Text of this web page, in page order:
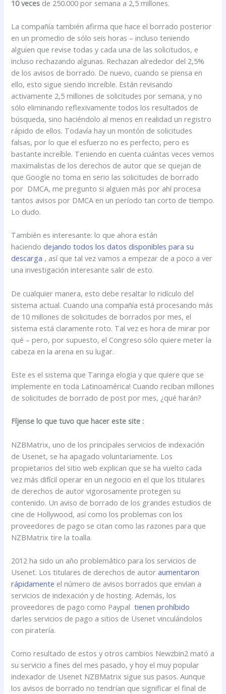
10 veces de 250.000 por semana a 2,5 millones.
La compañía también afirma que hace el borrado posterior
en un promedio de sólo seis horas – incluso teniendo
alguien que revise todas y cada una de las solicitudos, e
incluso rechazando algunas. Rechazan alrededor del 2,5%
de los avisos de borrado. De nuevo, cuando se piensa en
ello, esto sigue siendo increíble. Están revisando
activamente 2,5 millones de solicitudes por semana, y no
sólo eliminando reflexivamente todos los resultados de
búsqueda, sino haciéndolo al menos en realidad un registro
rápido de ellos. Todavía hay un montón de solicitudes
falsas, por lo que el esfuerzo no es perfecto, pero es
bastante increíble. Teniendo en cuenta cuántas veces vemos
maximalistas de los derechos de autor que se quejan de
que Google no toma en serio las solicitudes de borrado
por DMCA, me pregunto si alguien más por ahí procesa
tantos avisos por DMCA en un período tan corto de tiempo.
Lo dudo.
También es interesante: lo que ahora están
haciendodejando todos los datos disponibles para su
descarga , así que tal vez vamos a empezar de a poco a ver
una investigación interesante salir de esto.
De cualquier manera, esto debe resaltar lo ridículo del
sistema actual. Cuando una compañía está procesando más
de 10 millones de solicitudes de borrados por mes, el
sistema está claramente roto. Tal vez es hora de mirar por
qué – pero, por supuesto, el Congreso sólo quiere meter la
cabeza en la arena en su lugar.
Este es el sistema que Taringa elogia y que quiere que se
implemente en toda Latinoamérica! Cuando reciban millones
de solicitudes de borrado de post por mes, ¿qué harán?
Fíjense lo que tuvo que hacer este site :
NZBMatrix, uno de los principales servicios de indexación
de Usenet, se ha apagado voluntariamente. Los
propietarios del sitio web explican que se ha vuelto cada
vez más difícil operar en un negocio en el que los titulares
de derechos de autor vigorosamente protegen su
contenido. Un aviso de borrado de los grandes estudios de
cine de Hollywood, así como los problemas con los
proveedores de pago se citan como las razones para que
NZBMatrix tire la toalla.
2012 ha sido un año problemático para los servicios de
Usenet. Los titulares de derechos de autoraumentaron
rápidamente el número de avisos borrados que envían a
servicios de indexación y de hosting. Además, los
proveedores de pago como Paypal tienen prohíbido
darles servicios de pago a sitios de Usenet vinculándolos
con piratería.
Como resultado de estos y otros cambios Newzbin2 mató a
su servicio a fines del mes pasado, y hoy el muy popular
indexador de Usenet NZBMatrix sigue sus pasos. Aunque
los avisos de borrado no tendrían que significar el final de